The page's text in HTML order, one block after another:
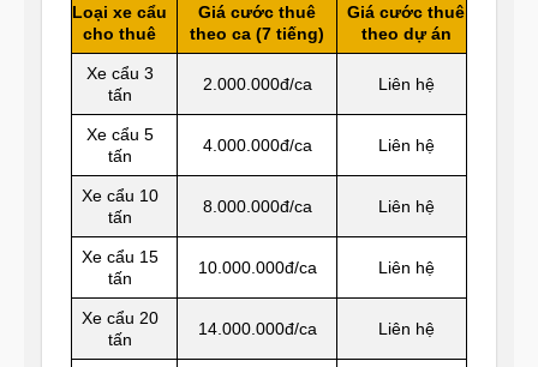
Loại xe cẩu
cho thuê
Giá cước thuê
theo ca (7 tiếng)
Giá cước thuê
theo dự án
Xe cẩu 3
tấn
2.000.000đ/ca Liên hệ
Xe cẩu 5
tấn
4.000.000đ/ca Liên hệ
Xe cẩu 10
tấn
8.000.000đ/ca Liên hệ
Xe cẩu 15
tấn
10.000.000đ/ca Liên hệ
Xe cẩu 20
tấn
14.000.000đ/ca Liên hệ